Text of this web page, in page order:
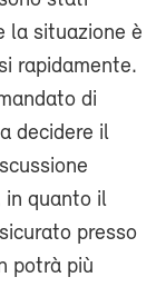
la situazione è
rapidamente.
di
decidere il
in quanto il
presso
potrà più